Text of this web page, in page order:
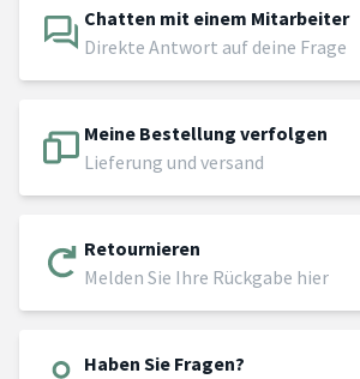
Chatten mit einem Mitarbeiter
Direkte Antwort auf deine Frage
Meine Bestellung verfolgen
Lieferung und versand
Retournieren
Melden Sie Ihre Rückgabe hier
Haben Sie Fragen?